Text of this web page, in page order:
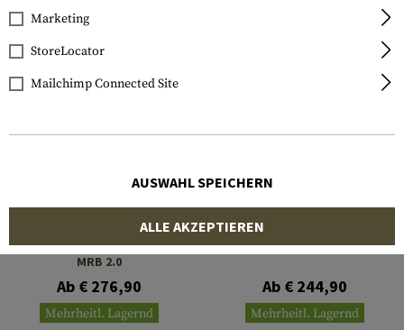
CRYE PRECISION
Modular Rigger's Belt
MRB 2.0
Ab € 276,90
Mehrheitl. Lagernd
CRYE PRECISION
Range Belt
Ab € 244,90
Mehrheitl. Lagernd
Marketing
StoreLocator
Mailchimp Connected Site
AUSWAHL SPEICHERN
ALLE AKZEPTIEREN